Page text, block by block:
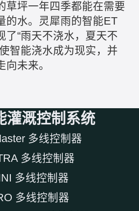
草坪一年四季都能在需要
的水。灵犀雨的智能ET
“雨天不浇水，夏天不
智能浇水成为现实，并
未来。
灌溉控制系统
多线控制器
多线控制器
多线控制器
多线控制器